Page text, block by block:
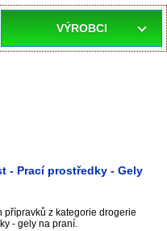
VÝROBCI
- Prací prostředky - Gely
přípravků z kategorie drogerie
- gely na praní.